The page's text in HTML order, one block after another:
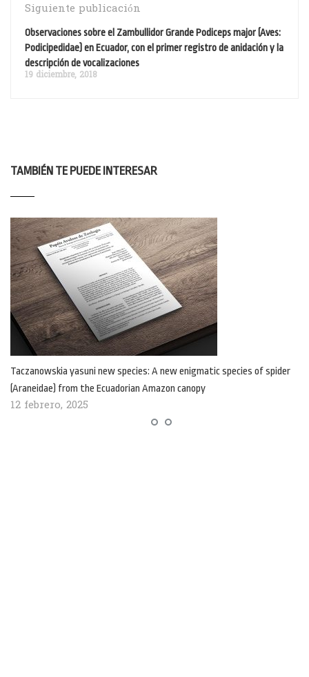
Siguiente publicación
Observaciones sobre el Zambullidor Grande Podiceps major (Aves:
Podicipedidae) en Ecuador, con el primer registro de anidación y la
descripción de vocalizaciones
19 diciembre, 2018
TAMBIÉN TE PUEDE INTERESAR
Taczanowskia yasuni new species: A new enigmatic species of spider
(Araneidae) from the Ecuadorian Amazon canopy
12 febrero, 2025